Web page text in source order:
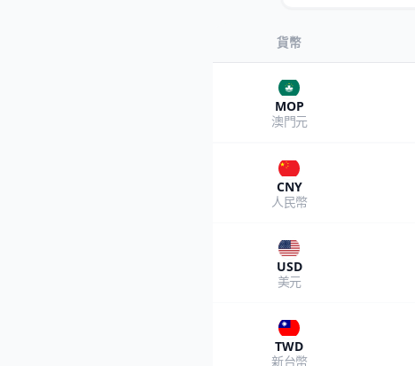
貨幣
MOP
澳門元
CNY
人民幣
USD
美元
TWD
新台幣